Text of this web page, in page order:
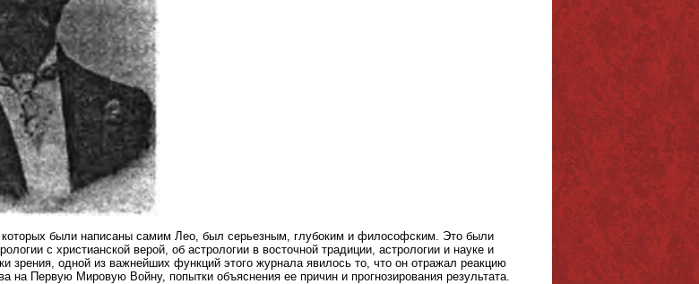
которых были написаны самим Лео, был серьезным, глубоким и философским. Это были
с христианской верой, об астрологии в восточной традиции, астрологии и науке и
зрения, одной из важнейших функций этого журнала явилось то, что он отражал реакцию
на Первую Мировую Войну, попытки объяснения ее причин и прогнозирования результата.